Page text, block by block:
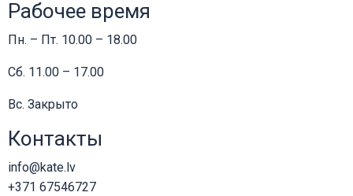
Рабочее время
Пн. – Пт. 10.00 – 18.00
Сб. 11.00 – 17.00
Вс. Закрыто
Контакты
info@kate.lv
+371 67546727